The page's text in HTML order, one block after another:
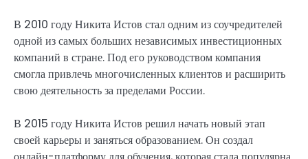
В 2010 году Никита Истов стал одним из соучредителей
одной из самых больших независимых инвестиционных
компаний в стране. Под его руководством компания
смогла привлечь многочисленных клиентов и расширить
свою деятельность за пределами России.
В 2015 году Никита Истов решил начать новый этап
своей карьеры и заняться образованием. Он создал